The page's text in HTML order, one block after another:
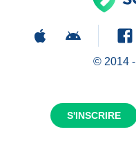
S'INSCRIRE
© 2014 -